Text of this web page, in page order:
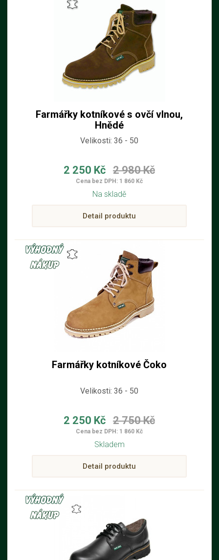
Farmářky kotníkové s ovčí vlnou,
Hnědé
Velikosti: 36 - 50
2 250 Kč 2 980 Kč
Cena bez DPH: 1 860 Kč
Na skladě
Detail produktu
Farmářky kotníkové Čoko
Velikosti: 36 - 50
2 250 Kč 2 750 Kč
Cena bez DPH: 1 860 Kč
Skladem
Detail produktu